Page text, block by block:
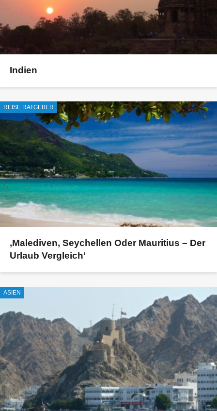
Indien
REISE RATGEBER
‚Malediven, Seychellen Oder Mauritius – Der
Urlaub Vergleich‘
ASIEN